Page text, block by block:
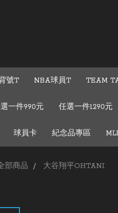
號T NBA球員T TEAM
一件990元 任選一件1290元
球員卡 紀念品專區
部商品 大谷翔平OHTANI